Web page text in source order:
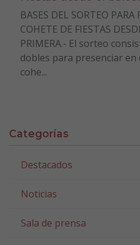
BASES DEL SORTEO PARA
COHETE DE FIESTAS
PRIMERA.- El sorteo
dobles para presenciar
cohe...
Categorías
Destacados
Noticias
Sala de prensa